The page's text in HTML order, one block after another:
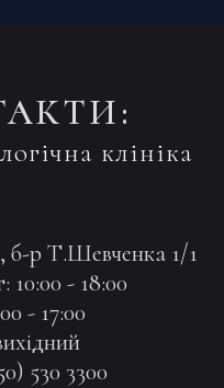
клініка
б-р Т.Шевченка 1/1
- 18:00
- 17:00
530 3300